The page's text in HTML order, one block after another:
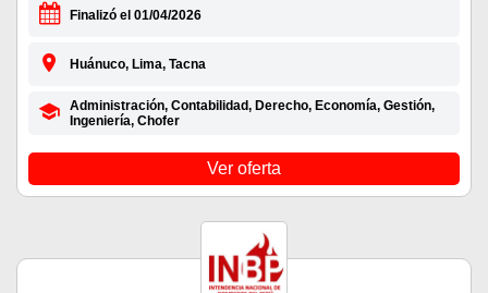
Finalizó el 01/04/2026
Huánuco, Lima, Tacna
Administración, Contabilidad, Derecho, Economía, Gestión,
Ingeniería, Chofer
Ver oferta